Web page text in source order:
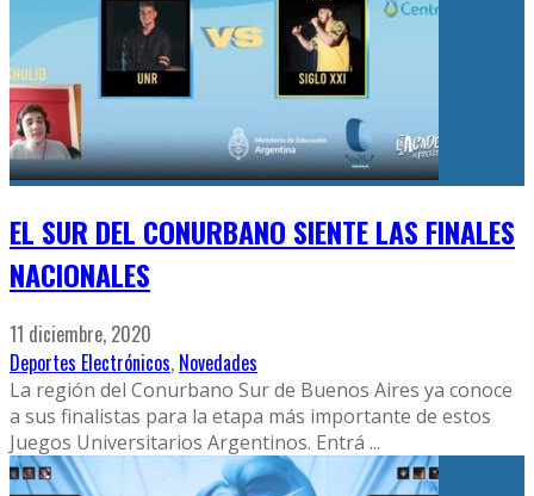
EL SUR DEL CONURBANO SIENTE LAS FINALES
NACIONALES
11 diciembre, 2020
Deportes Electrónicos, Novedades
La región del Conurbano Sur de Buenos Aires ya conoce
a sus finalistas para la etapa más importante de estos
Juegos Universitarios Argentinos. Entrá ...